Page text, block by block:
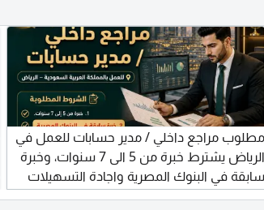
مطلوب مراجع داخلي / مدير حسابات للعمل في
الرياض يشترط خبرة من 5 الى 7 سنوات، وخبرة
سابقة في البنوك المصرية واجادة التسهيلات
والتمويلات البنكية. ارسال أل CV